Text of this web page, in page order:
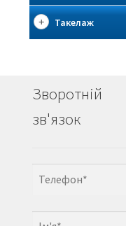
Такелаж
Зворотній
зв'язок